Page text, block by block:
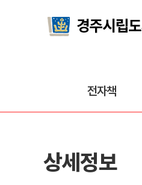
전자책
상세정보